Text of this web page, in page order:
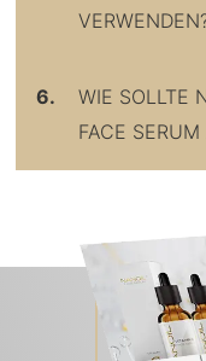
6.
WIE SOLLTE
FACE